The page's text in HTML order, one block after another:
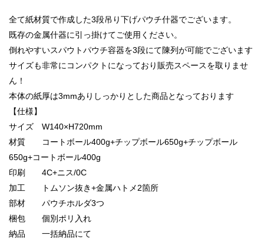
全て紙材質で作成した3段吊り下げパウチ什器でございます。
既存の金属什器に引っ掛けてご使用ください。
倒れやすいスパウトパウチ容器を3段にて陳列が可能でございます
サイズも非常にコンパクトになっており販売スペースを取りませ
ん！
本体の紙厚は3mmありしっかりとした商品となっております
【仕様】
サイズ W140×H720mm
材質 コートボール400g+チップボール650g+チップボール
650g+コートボール400g
印刷 4C+ニス/0C
加工 トムソン抜き+金属ハトメ2箇所
部材 パウチホルダ3つ
梱包 個別ポリ入れ
納品 一括納品にて